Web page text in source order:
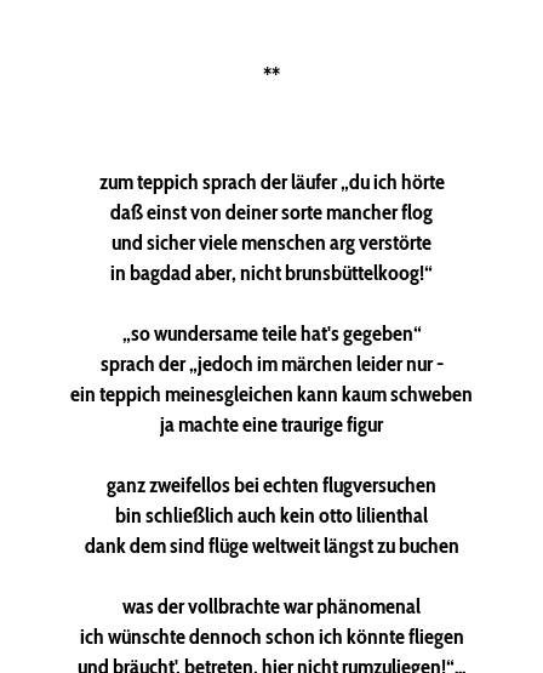
**
zum teppich sprach der läufer „du ich hörte
daß einst von deiner sorte mancher flog
und sicher viele menschen arg verstörte
in bagdad aber, nicht brunsbüttelkoog!“
„so wundersame teile hat's gegeben“
sprach der „jedoch im märchen leider nur -
ein teppich meinesgleichen kann kaum schweben
ja machte eine traurige figur
ganz zweifellos bei echten flugversuchen
bin schließlich auch kein otto lilienthal
dank dem sind flüge weltweit längst zu buchen
was der vollbrachte war phänomenal
ich wünschte dennoch schon ich könnte fliegen
und bräucht', betreten, hier nicht rumzuliegen!“...